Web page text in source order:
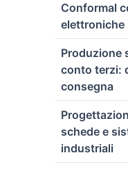
Conformal
elettroniche
Produzione
conto terzi:
consegna
schede e
industriali